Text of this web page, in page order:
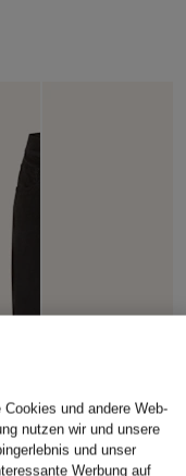
und andere Web-
nutzen wir und unsere
und unser
Werbung auf